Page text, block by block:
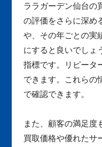
ララガーデン仙台の
の評価をさらに深め
や、その年ごとの実
にすると良いでしょ
指標です。リピータ
できます。これらの
で確認できます。
また、顧客の満足度
買取価格や優れたサ